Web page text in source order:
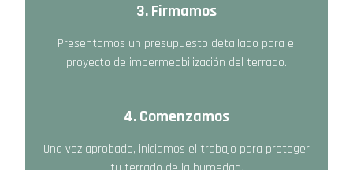
3. Firmamos
Presentamos un presupuesto detallado para el
proyecto de impermeabilización del terrado.
4. Comenzamos
Una vez aprobado, iniciamos el trabajo para proteger